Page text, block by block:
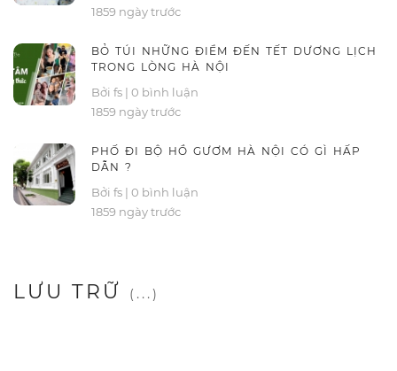
1859 ngày trước
BỎ TÚI NHỮNG ĐIỂM ĐẾN TẾT DƯƠNG LỊCH
TRONG LÒNG HÀ NỘI
Bởi fs | 0 bình luận
1859 ngày trước
PHỐ ĐI BỘ HỒ GƯƠM HÀ NỘI CÓ GÌ HẤP
DẪN ?
Bởi fs | 0 bình luận
1859 ngày trước
LƯU TRỮ (...)